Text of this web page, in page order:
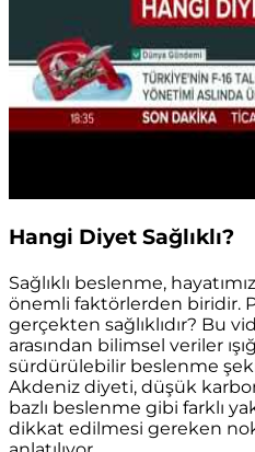
Hangi Diyet Sağlıklı?
Sağlıklı beslenme,
önemli faktörlerden biridir.
gerçekten sağlıklıdır? Bu
arasından bilimsel veriler
sürdürülebilir beslenme
Akdeniz diyeti, düşük
bazlı beslenme gibi farklı
dikkat edilmesi gereken